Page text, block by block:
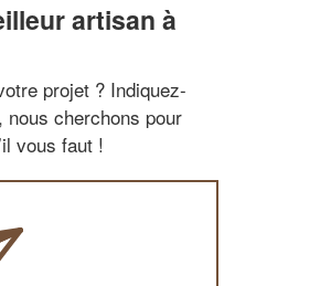
artisan à
projet ? Indiquez-
cherchons pour
vous faut !